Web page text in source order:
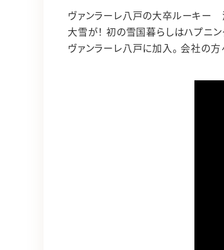
ヴァンラーレ八戸の大卒ルーキー
大雪が！ 初の雪国暮らしはハプニ
ヴァンラーレ八戸に加入。 会社の